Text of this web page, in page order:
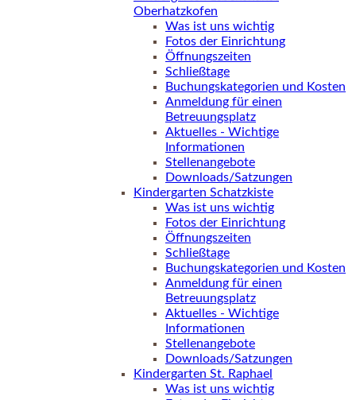
Oberhatzkofen
Was ist uns wichtig
Fotos der Einrichtung
Öffnungszeiten
Schließtage
Buchungskategorien und Kosten
Anmeldung für einen
Betreuungsplatz
Aktuelles - Wichtige
Informationen
Stellenangebote
Downloads/Satzungen
Kindergarten Schatzkiste
Was ist uns wichtig
Fotos der Einrichtung
Öffnungszeiten
Schließtage
Buchungskategorien und Kosten
Anmeldung für einen
Betreuungsplatz
Aktuelles - Wichtige
Informationen
Stellenangebote
Downloads/Satzungen
Kindergarten St. Raphael
Was ist uns wichtig